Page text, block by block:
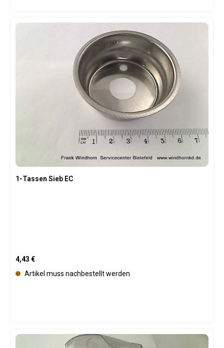
1-Tassen Sieb EC
Regulärer Preis:
4,43 €
Artikel muss nachbestellt werden